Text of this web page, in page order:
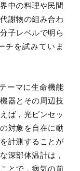
中の料理や民間
謝物の組み合わ
子レベルで明ら
チを試みていま
ーマに生命機能
器とその周辺技
ば，光ピンセッ
対象を自在に動
計測することが
深部体温計は，
とで，病気の前